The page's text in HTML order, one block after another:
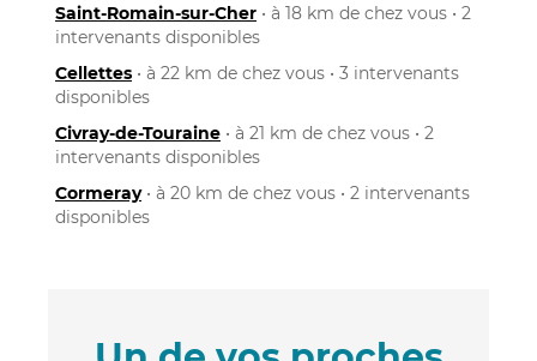
Saint-Romain-sur-Cher • à 18 km de chez vous • 2
intervenants disponibles
Cellettes • à 22 km de chez vous • 3 intervenants
disponibles
Civray-de-Touraine • à 21 km de chez vous • 2
intervenants disponibles
Cormeray• à 20 km de chez vous • 2 intervenants
disponibles